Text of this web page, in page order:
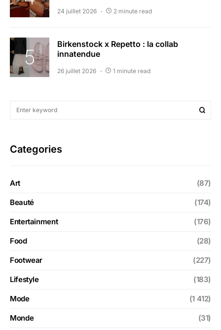
24 juillet 2026 2 minute read
Birkenstock x Repetto : la collab
innatendue
26 juillet 2026 1 minute read
Categories
Art (87)
Beauté (174)
Entertainment (176)
Food (28)
Footwear (227)
Lifestyle (183)
Mode (1 412)
Monde (31)